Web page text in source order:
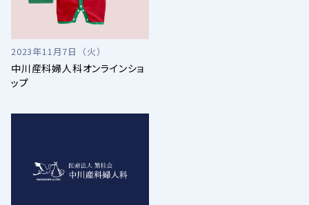
2023年11月7日（火）
中川産科婦人科オンラインショ
ップ